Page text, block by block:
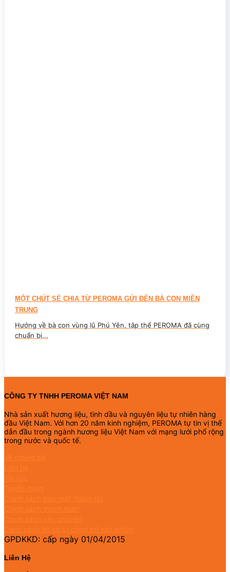
MỘT CHÚT SẺ CHIA TỪ PEROMA GỬI ĐẾN BÀ CON MIỀN
TRUNG
Hướng về bà con vùng lũ Phú Yên, tập thể PEROMA đã cùng
chuẩn bị...
CÔNG TY TNHH PEROMA VIỆT NAM
Nhà sản xuất hương liệu, tinh dầu và nguyên liệu tự nhiên hàng
đầu Việt Nam. Với hơn 20 năm kinh nghiệm, PEROMA tự tin vị thế
dẫn đầu trong ngành hương liệu Việt Nam với mạng lưới phổ rộng
trong nước và quốc tế.
GPDKKD: cấp ngày 01/04/2015
Liên Hệ